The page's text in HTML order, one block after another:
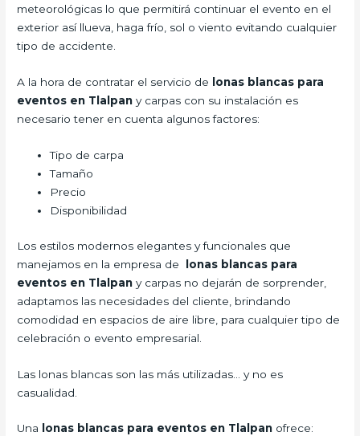
meteorológicas lo que permitirá continuar el evento en el
exterior así llueva, haga frío, sol o viento evitando cualquier
tipo de accidente.
A la hora de contratar el servicio de
lonas blancas para
eventos en Tlalpan y carpas con su instalación es
necesario tener en cuenta algunos factores:
Tipo de carpa
Tamaño
Precio
Disponibilidad
Los estilos modernos elegantes y funcionales que
manejamos en la empresa de
lonas blancas para
eventos en Tlalpany carpas no dejarán de sorprender,
adaptamos las necesidades del cliente, brindando
comodidad en espacios de aire libre, para cualquier tipo de
celebración o evento empresarial.
Las lonas blancas son las más utilizadas… y no es
casualidad.
Una lonas blancas para eventos en Tlalpan ofrece: